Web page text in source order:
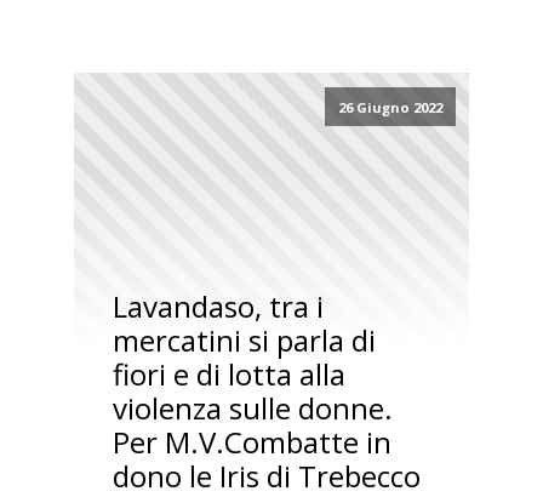
26 Giugno 2022
Lavandaso, tra i
mercatini si parla di
fiori e di lotta alla
violenza sulle donne.
Per M.V.Combatte in
dono le Iris di Trebecco